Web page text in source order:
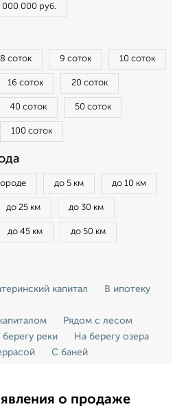
000 000 руб.
8 соток 9 соток 10 соток
16 соток 20 соток
40 соток 50 соток
100 соток
до 5 км до 10 км
до 25 км до 30 км
до 45 км до 50 км
капитал
В ипотеку
Рядом с лесом
берегу реки
На берегу озера
С баней
о продаже